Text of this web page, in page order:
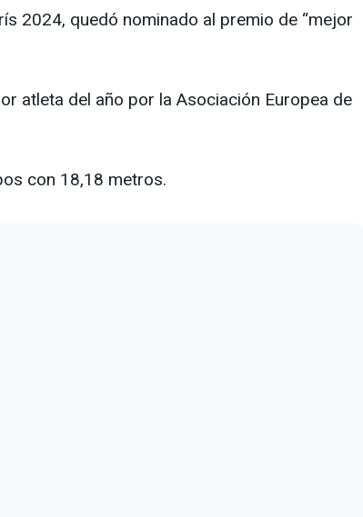
2024, quedó nominado al premio de “mejor
atleta del año por la Asociación Europea de
con 18,18 metros.